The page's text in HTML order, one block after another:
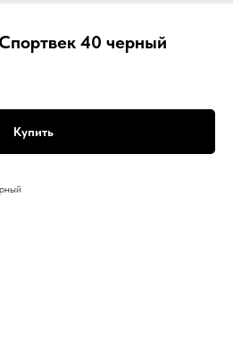
40 черный
Купить